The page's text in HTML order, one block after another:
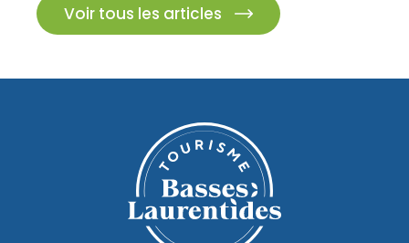
Voir tous les articles